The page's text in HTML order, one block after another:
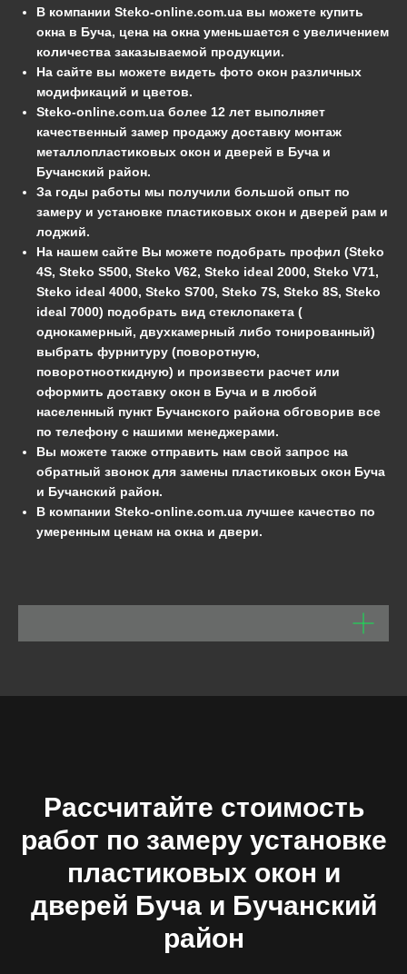
В компании Steko-online.com.ua вы можете купить
окна в Буча, цена на окна уменьшается с увеличением
количества заказываемой продукции.
На сайте вы можете видеть фото окон различных
модификаций и цветов.
Steko-online.com.ua более 12 лет выполняет
качественный замер продажу доставку монтаж
металлопластиковых окон и дверей в Буча и
Бучанский район.
За годы работы мы получили большой опыт по
замеру и установке пластиковых окон и дверей рам и
лоджий.
На нашем сайте Вы можете подобрать профил (Steko
4S, Steko S500, Steko V62, Steko ideal 2000, Steko V71,
Steko ideal 4000, Steko S700, Steko 7S, Steko 8S, Steko
ideal 7000) подобрать вид стеклопакета (
однокамерный, двухкамерный либо тонированный)
выбрать фурнитуру (поворотную,
поворотнооткидную) и произвести расчет или
оформить доставку окон в Буча и в любой
населенный пункт Бучанского района обговорив все
по телефону с нашими менеджерами.
Вы можете также отправить нам свой запрос на
обратный звонок для замены пластиковых окон Буча
и Бучанский район.
В компании Steko-online.com.ua лучшее качество по
умеренным ценам на окна и двери.
Рассчитайте стоимость
работ по замеру установке
пластиковых окон и
дверей Бучаи Бучанский
район